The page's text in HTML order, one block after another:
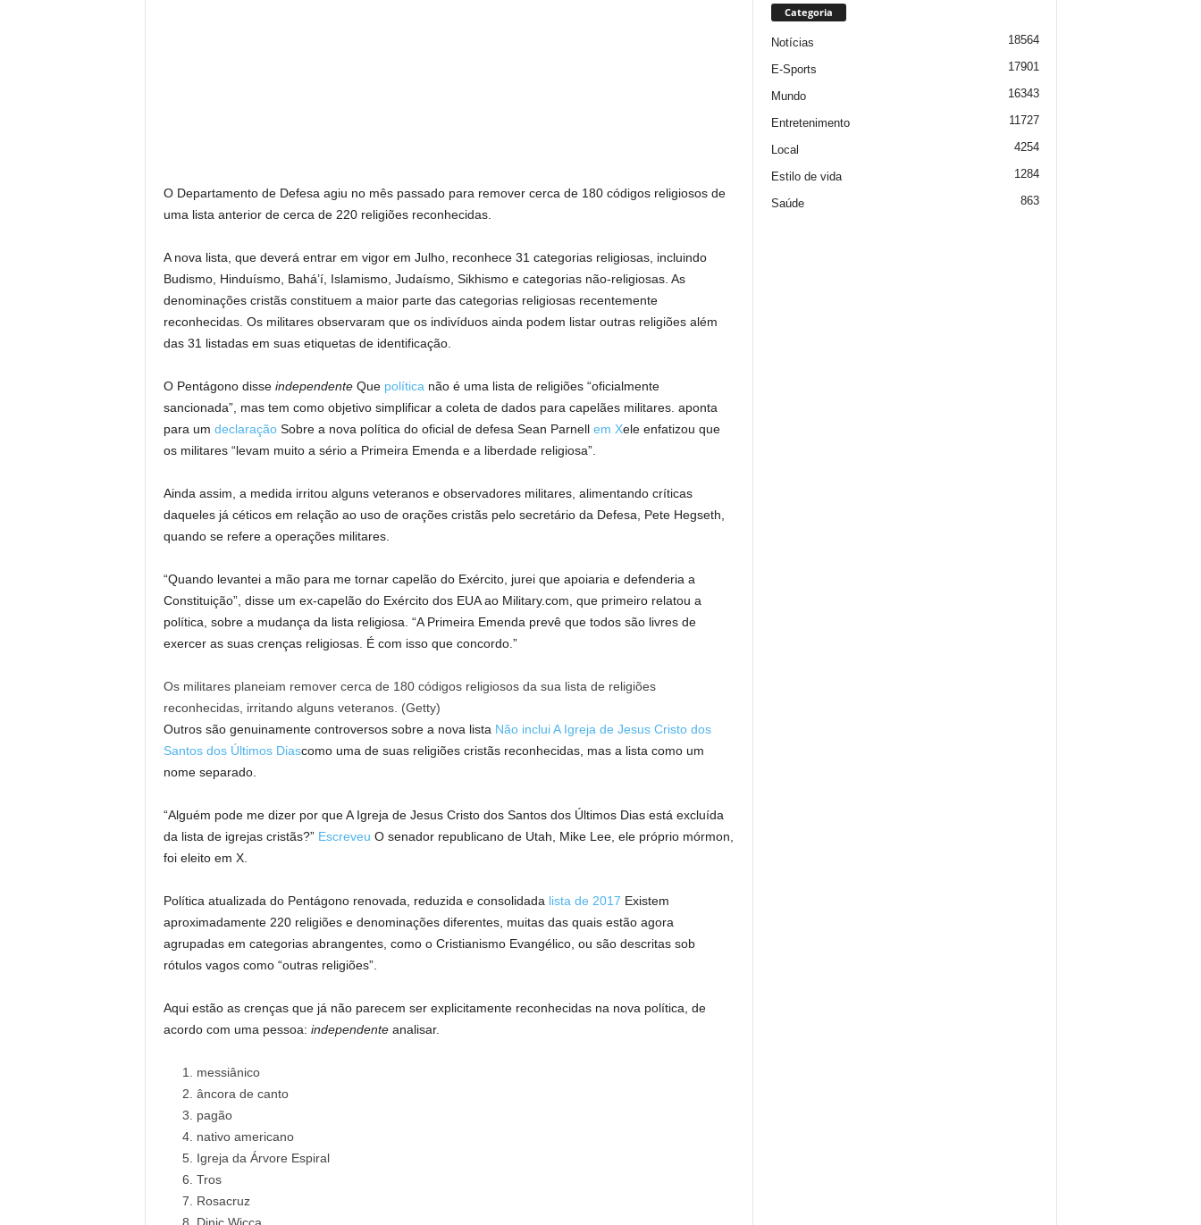
O Departamento de Defesa agiu no mês passado para remover cerca de 180 códigos religiosos de
uma lista anterior de cerca de 220 religiões reconhecidas.
A nova lista, que deverá entrar em vigor em Julho, reconhece 31 categorias religiosas, incluindo
Budismo, Hinduísmo, Bahá’í, Islamismo, Judaísmo, Sikhismo e categorias não-religiosas. As
denominações cristãs constituem a maior parte das categorias religiosas recentemente
reconhecidas. Os militares observaram que os indivíduos ainda podem listar outras religiões além
das 31 listadas em suas etiquetas de identificação.
O Pentágono disse independente Quepolítica não é uma lista de religiões “oficialmente
sancionada”, mas tem como objetivo simplificar a coleta de dados para capelães militares. aponta
para um declaraçãoSobre a nova política do oficial de defesa Sean Parnell em Xele enfatizou que
os militares “levam muito a sério a Primeira Emenda e a liberdade religiosa”.
Ainda assim, a medida irritou alguns veteranos e observadores militares, alimentando críticas
daqueles já céticos em relação ao uso de orações cristãs pelo secretário da Defesa, Pete Hegseth,
quando se refere a operações militares.
“Quando levantei a mão para me tornar capelão do Exército, jurei que apoiaria e defenderia a
Constituição”, disse um ex-capelão do Exército dos EUA ao Military.com, que primeiro relatou a
política, sobre a mudança da lista religiosa. “A Primeira Emenda prevê que todos são livres de
exercer as suas crenças religiosas. É com isso que concordo.”
Os militares planeiam remover cerca de 180 códigos religiosos da sua lista de religiões
reconhecidas, irritando alguns veteranos. (Getty)
Outros são genuinamente controversos sobre a nova lista Não inclui A Igreja de Jesus Cristo dos
Santos dos Últimos Diascomo uma de suas religiões cristãs reconhecidas, mas a lista como um
nome separado.
“Alguém pode me dizer por que A Igreja de Jesus Cristo dos Santos dos Últimos Dias está excluída
da lista de igrejas cristãs?” Escreveu O senador republicano de Utah, Mike Lee, ele próprio mórmon,
foi eleito em X.
Política atualizada do Pentágono renovada, reduzida e consolidada lista de 2017 Existem
aproximadamente 220 religiões e denominações diferentes, muitas das quais estão agora
agrupadas em categorias abrangentes, como o Cristianismo Evangélico, ou são descritas sob
rótulos vagos como “outras religiões”.
Aqui estão as crenças que já não parecem ser explicitamente reconhecidas na nova política, de
acordo com uma pessoa: independenteanalisar.
messiânico
âncora de canto
pagão
nativo americano
Igreja da Árvore Espiral
Tros
Rosacruz
Categoria
Notícias 18564
E-Sports 17901
Mundo 16343
Entretenimento 11727
Local 4254
Estilo de vida 1284
Saúde 863